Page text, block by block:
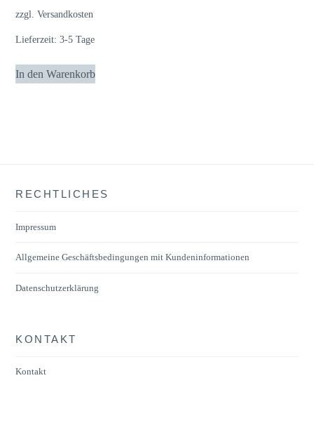
zzgl.Versandkosten
Lieferzeit:3-5 Tage
In den Warenkorb
RECHTLICHES
Impressum
Allgemeine Geschäftsbedingungen mit Kundeninformationen
Datenschutzerklärung
KONTAKT
Kontakt